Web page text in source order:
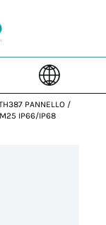
PANNELLO /
IP66/IP68